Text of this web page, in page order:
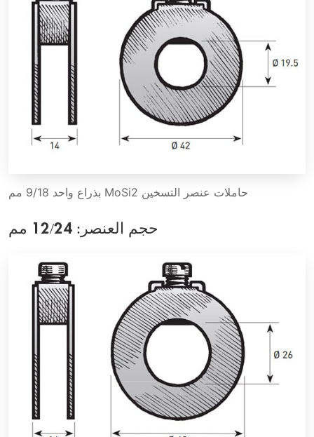
حاملات عنصر التسخين MoSi2 بذراع واحد 9/18 مم
حجم العنصر: 12/24 مم